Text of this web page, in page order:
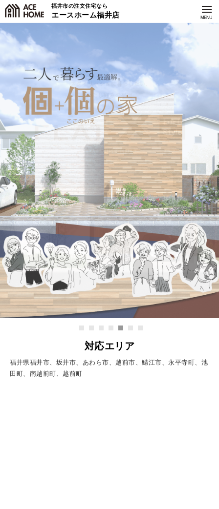
福井市の注文住宅なら
エースホーム福井店
対応エリア
福井県福井市、坂井市、あわら市、越前市、鯖江市、永平寺町、池
田町、南越前町、越前町